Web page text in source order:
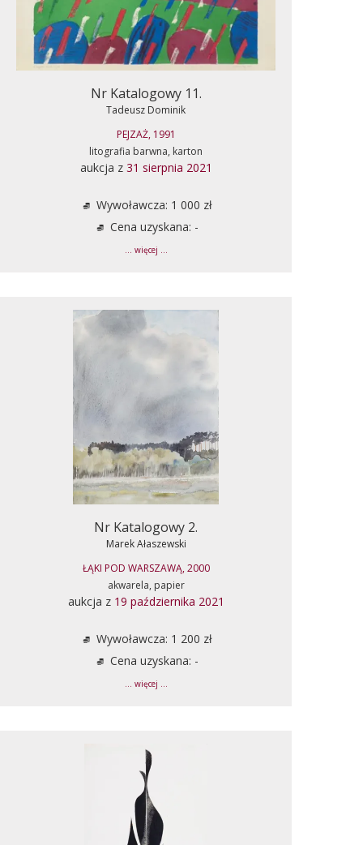
Nr Katalogowy 11.
Tadeusz Dominik
PEJZAŻ, 1991
litografia barwna, karton
aukcja z 31 sierpnia 2021
Wywoławcza: 1 000 zł
Cena uzyskana: -
... więcej ...
Nr Katalogowy 2.
Marek Ałaszewski
ŁĄKI POD WARSZAWĄ, 2000
akwarela, papier
aukcja z 19 października 2021
Wywoławcza: 1 200 zł
Cena uzyskana: -
... więcej ...